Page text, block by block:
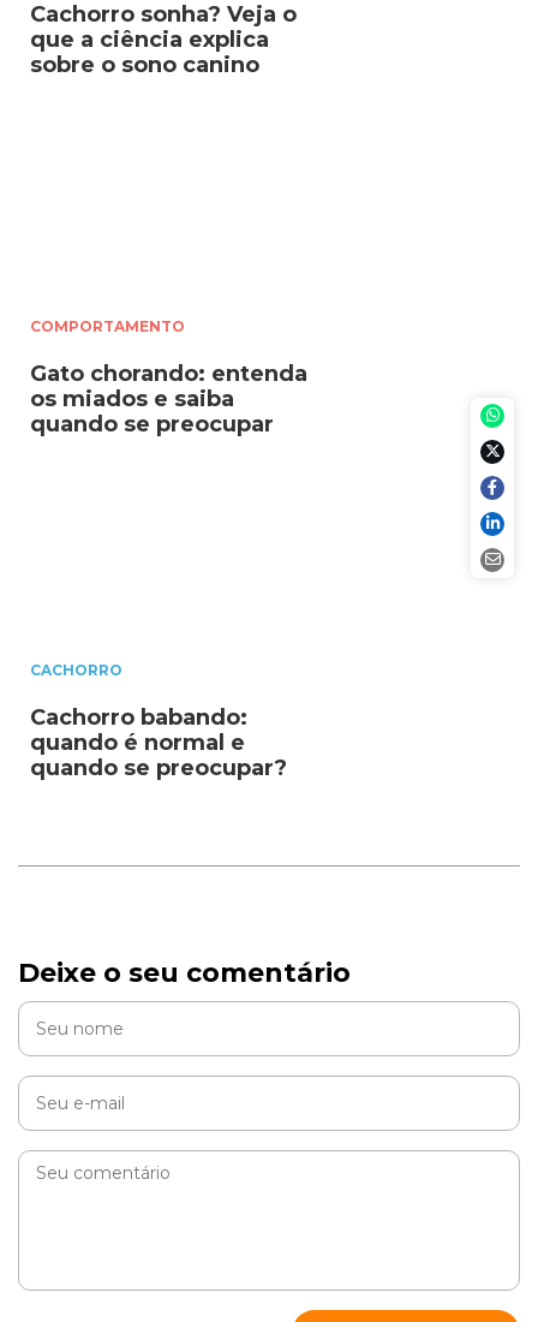
Cachorro sonha? Veja o
que a ciência explica
sobre o sono canino
COMPORTAMENTO
Gato chorando: entenda
os miados e saiba
quando se preocupar
CACHORRO
Cachorro babando:
quando é normal e
quando se preocupar?
Deixe o seu comentário